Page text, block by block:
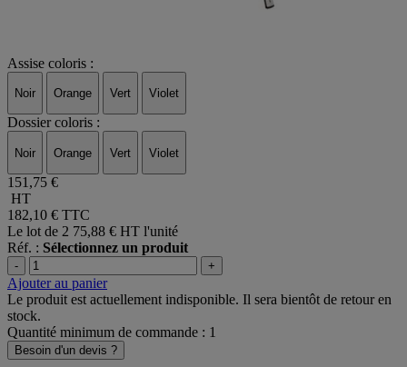
Assise coloris :
Noir Orange Vert Violet
Dossier coloris :
Noir Orange Vert Violet
151,75 €
HT
182,10 € TTC
Le lot de 2 75,88 € HT l'unité
Réf. : Sélectionnez un produit
- +
Ajouter au panier
Le produit est actuellement indisponible. Il sera bientôt de retour en
stock.
Quantité minimum de commande : 1
Besoin d'un devis ?